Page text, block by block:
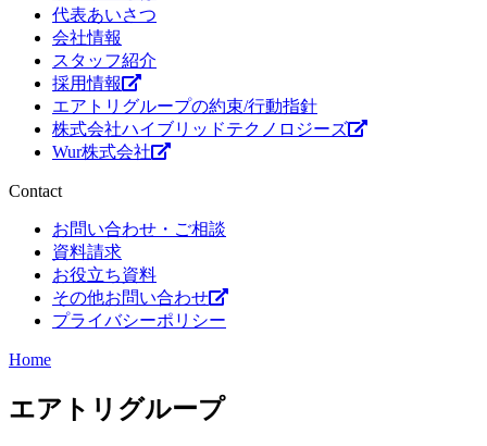
代表あいさつ
会社情報
スタッフ紹介
採用情報
エアトリグループの約束/行動指針
株式会社ハイブリッドテクノロジーズ
Wur株式会社
Contact
お問い合わせ・ご相談
資料請求
お役立ち資料
その他お問い合わせ
プライバシーポリシー
Home
エアトリグループ